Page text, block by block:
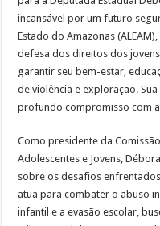
incansável por um futuro
Estado do Amazonas
defesa dos direitos dos
garantir seu bem-estar,
de violência e exploração.
profundo compromisso com
Como presidente da
Adolescentes e Jovens,
sobre os desafios
atua para combater o abuso
infantil e a evasão escolar,